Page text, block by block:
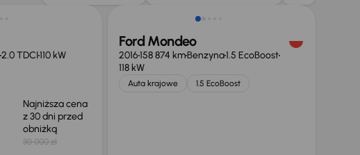
2.0 TDCI110 kW
Najniższa cena
z 30 dni przed
obniżką
30 000 zł
Ford Mondeo
2016158 874 kmBenzyna1.5 EcoBoost
118 kW
Auta krajowe 1.5 EcoBoost